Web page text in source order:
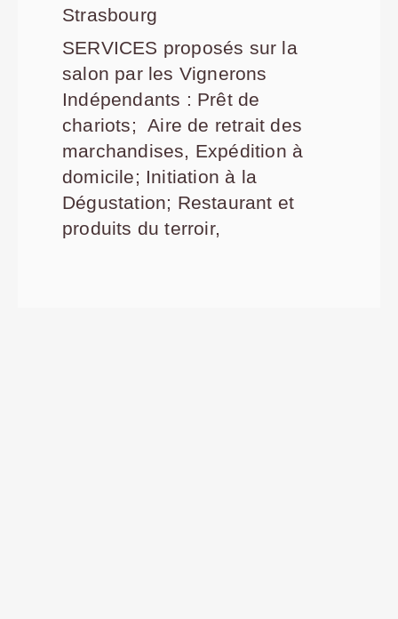
Strasbourg
SERVICES proposés sur la
salon par les Vignerons
Indépendants : Prêt de
chariots; Aire de retrait des
marchandises, Expédition à
domicile; Initiation à la
Dégustation; Restaurant et
produits du terroir,